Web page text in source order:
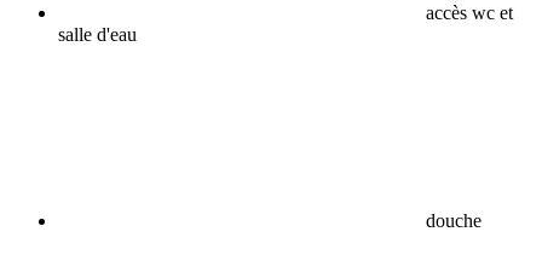
accès wc et
salle d'eau
douche